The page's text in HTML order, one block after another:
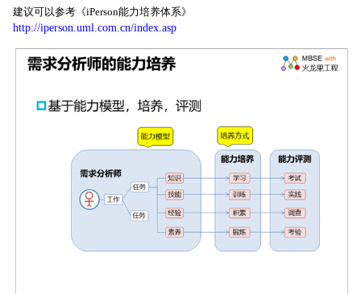
建议可以参考《iPerson能力培养体系》
http://iperson.uml.com.cn/index.asp